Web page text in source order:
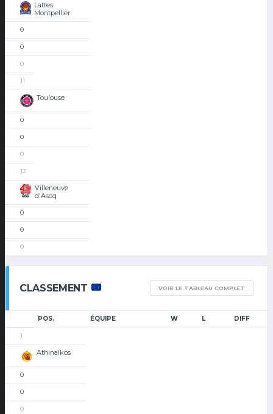
Lattes
Montpellier
0
0
0
11
Toulouse
0
0
0
12
Villeneuve
d'Ascq
0
0
0
CLASSEMENT VOIR LE TABLEAU COMPLET
POS. ÉQUIPE W L DIFF
1
Athinaikos
0
0
0